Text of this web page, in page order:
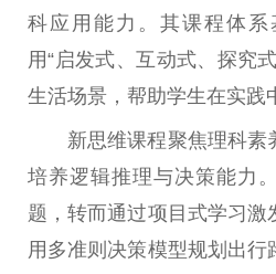
科应用能力。其课程体
用“启发式、互动式、探究
生活场景，帮助学生在实践
新思维课程聚焦理科素
培养逻辑推理与决策能力
题，转而通过项目式学习激
用多准则决策模型规划出